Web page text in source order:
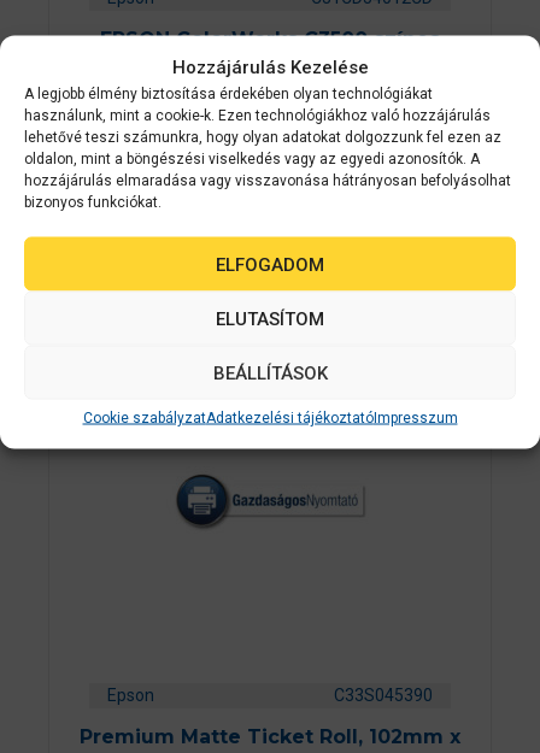
Hozzájárulás Kezelése
A legjobb élmény biztosítása érdekében olyan technológiákat
használunk, mint a cookie-k. Ezen technológiákhoz való hozzájárulás
lehetővé teszi számunkra, hogy olyan adatokat dolgozzunk fel ezen az
oldalon, mint a böngészési viselkedés vagy az egyedi azonosítók. A
hozzájárulás elmaradása vagy visszavonása hátrányosan befolyásolhat
bizonyos funkciókat.
ELFOGADOM
ELUTASÍTOM
BEÁLLÍTÁSOK
Cookie szabályzatAdatkezelési tájékoztatóImpresszum
EPSON ColorWorks C3500 színes
címkenyomtató
0
a
z
5
ő
Készleten
702 915Ft
KOSÁRBA TESZEM
Epson C33S045390
Premium Matte Ticket Roll, 102mm x